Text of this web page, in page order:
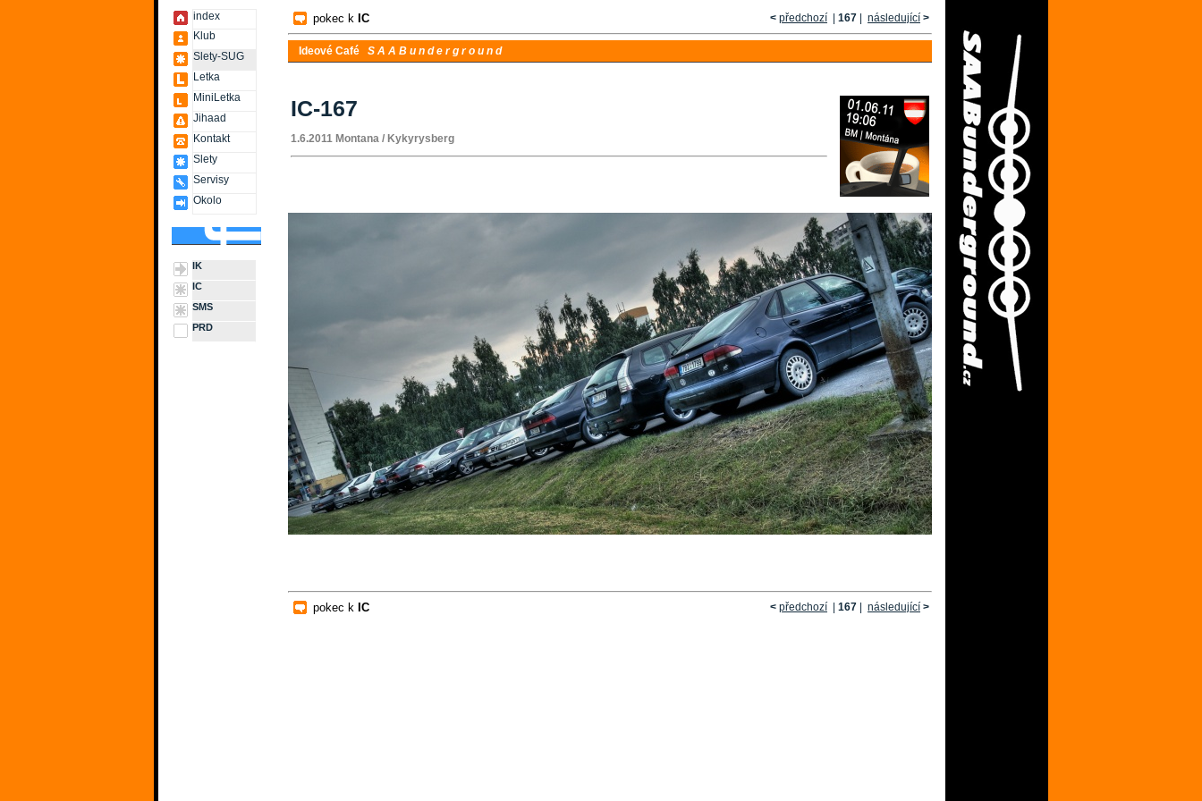
index
Klub
Slety-SUG
Letka
MiniLetka
Jihaad
Kontakt
Slety
Servisy
Okolo
IK
IC
SMS
PRD
pokec k IC < předchozí 167 následující >
Ideové Café S A A B u n d e r g r o u n d
IC-167
1.6.2011 Montana / Kykyrysberg
pokec k IC < předchozí 167 následující >